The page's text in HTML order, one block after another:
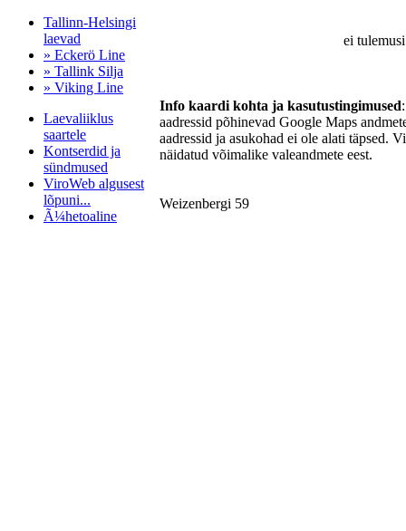
Tallinn-Helsingi
laevad
» Eckerö Line
» Tallink Silja
» Viking Line
Laevaliiklus
saartele
Kontserdid ja
sündmused
ViroWeb algusest
lõpuni...
Ã¼hetoaline
ei
Info kaardi kohta ja kasutustingimused
aadressid põhinevad Google Maps
aadressid ja asukohad ei ole alati täpsed.
näidatud võimalike valeandmete eest.
Weizenbergi 59